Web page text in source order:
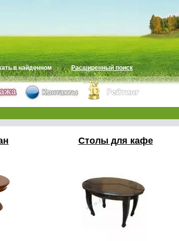
в найденном Расширенный поиск
Столы для кафе